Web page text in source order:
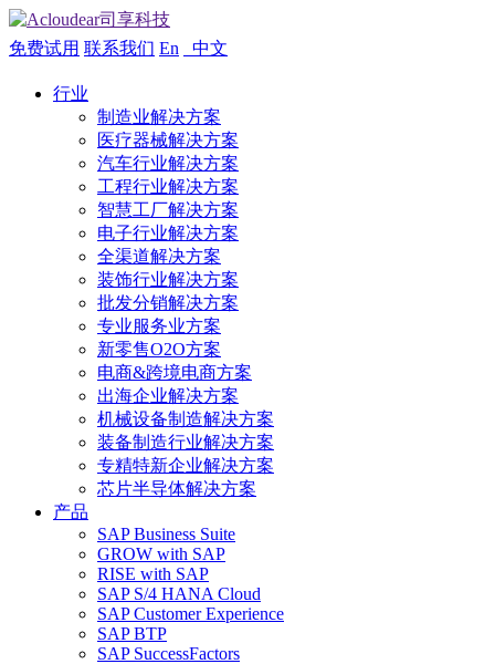
免费试用 联系我们 En 中文
行业
制造业解决方案
医疗器械解决方案
汽车行业解决方案
工程行业解决方案
智慧工厂解决方案
电子行业解决方案
全渠道解决方案
装饰行业解决方案
批发分销解决方案
专业服务业方案
新零售O2O方案
电商&跨境电商方案
出海企业解决方案
机械设备制造解决方案
装备制造行业解决方案
专精特新企业解决方案
芯片半导体解决方案
产品
SAP Business Suite
GROW with SAP
RISE with SAP
SAP S/4 HANA Cloud
SAP Customer Experience
SAP BTP
SAP SuccessFactors